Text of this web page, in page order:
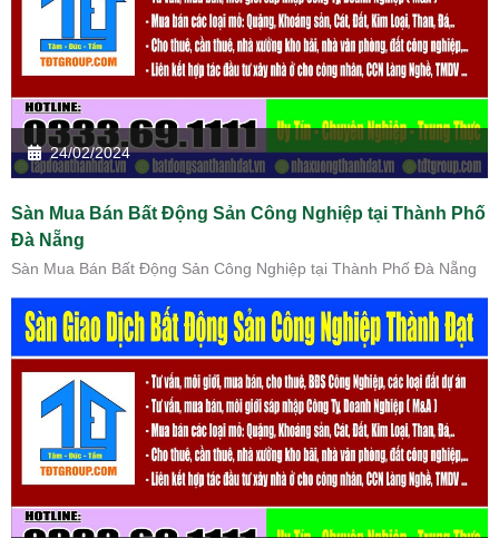
24/02/2024
Sàn Mua Bán Bất Động Sản Công Nghiệp tại Thành Phố
Đà Nẵng
Sàn Mua Bán Bất Động Sản Công Nghiệp tại Thành Phố Đà Nẵng